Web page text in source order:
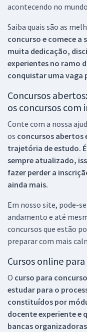
acontecendo no
Saiba quais são as
concurso e comece a
muita dedicação,
experientes no ramo
conquistar uma vaga
Concursos
os concursos com
Conte com a nossa
os concursos abertos
trajetória de estudo.
sempre atualizado,
fazer perder a
ainda mais.
Em nosso site, pode-
andamento e até
concursos que estão
preparar com mais
Cursos online
O curso para
estudar para o
constituídos por
docente experiente e
bancas